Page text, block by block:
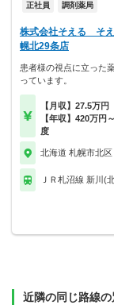
正社員 調剤薬局
株式会社そえる そ
幌北29条店
患者様の視点に立った
っています。
【月収】27.5万円
【年収】420万円
度
北海道 札幌市北区
ＪＲ札沼線 新川(
近隣の同じ路線